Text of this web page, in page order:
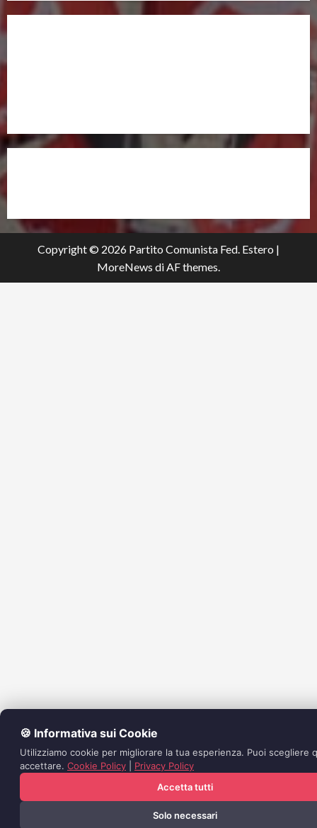
Copyright © 2026 Partito Comunista Fed. Estero |
MoreNews di AF themes.
🍪 Informativa sui Cookie
Utilizziamo cookie per migliorare la tua esperienza. Puoi scegliere
accettare. Cookie Policy
Privacy Policy
Accetta tutti
Solo necessari